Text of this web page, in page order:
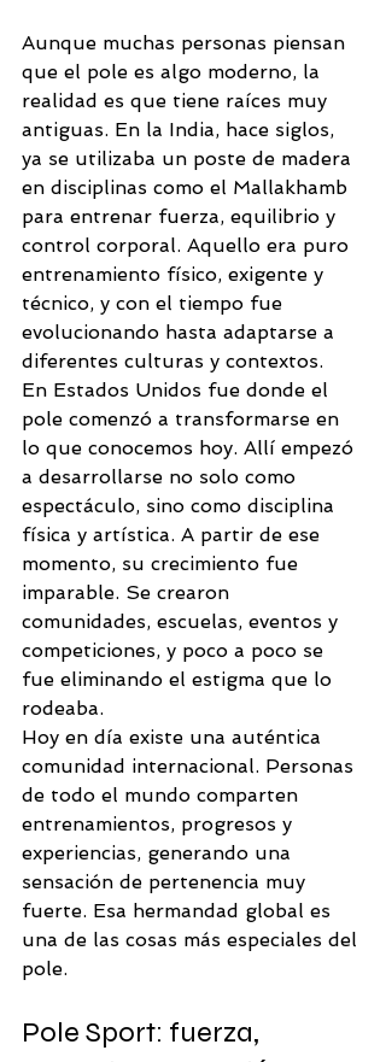
Aunque muchas personas piensan
que el pole es algo moderno, la
realidad es que tiene raíces muy
antiguas. En la India, hace siglos,
ya se utilizaba un poste de madera
en disciplinas como el Mallakhamb
para entrenar fuerza, equilibrio y
control corporal. Aquello era puro
entrenamiento físico, exigente y
técnico, y con el tiempo fue
evolucionando hasta adaptarse a
diferentes culturas y contextos.
En Estados Unidos fue donde el
pole comenzó a transformarse en
lo que conocemos hoy. Allí empezó
a desarrollarse no solo como
espectáculo, sino como disciplina
física y artística. A partir de ese
momento, su crecimiento fue
imparable. Se crearon
comunidades, escuelas, eventos y
competiciones, y poco a poco se
fue eliminando el estigma que lo
rodeaba.
Hoy en día existe una auténtica
comunidad internacional. Personas
de todo el mundo comparten
entrenamientos, progresos y
experiencias, generando una
sensación de pertenencia muy
fuerte. Esa hermandad global es
una de las cosas más especiales del
pole.
Pole Sport: fuerza,